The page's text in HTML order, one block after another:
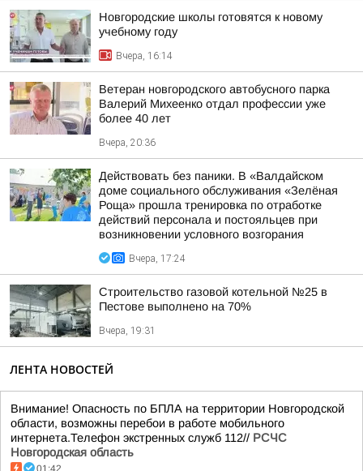
Новгородские школы готовятся к новому
учебному году
Вчера, 16:14
Ветеран новгородского автобусного парка
Валерий Михеенко отдал профессии уже
более 40 лет
Вчера, 20:36
Действовать без паники. В «Валдайском
доме социального обслуживания «Зелёная
Роща» прошла тренировка по отработке
действий персонала и постояльцев при
возникновении условного возгорания
Вчера, 17:24
Строительство газовой котельной №25 в
Пестове выполнено на 70%
Вчера, 19:31
ЛЕНТА НОВОСТЕЙ
Внимание! Опасность по БПЛА на территории Новгородской
области, возможны перебои в работе мобильного
интернета.Телефон экстренных служб 112// РСЧС
Новгородская область
01:42